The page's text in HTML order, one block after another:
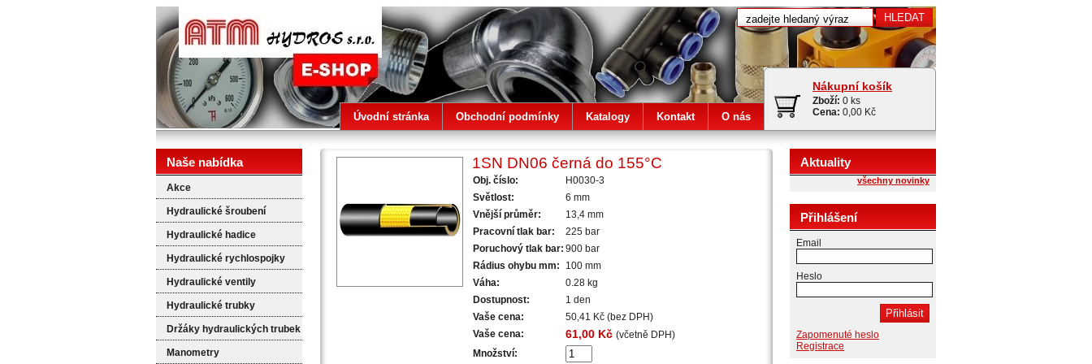
O nás
Kontakt
Katalogy
Obchodní podmínky
Úvodní stránka
Nákupní košík
Zboží: 0 ks
Cena: 0,00 Kč
Naše nabídka
Akce
Hydraulické šroubení
Hydraulické hadice
Hydraulické rychlospojky
Hydraulické ventily
Hydraulické trubky
Držáky hydraulických trubek
Manometry
1SN DN06 černá do 155°C
Obj. číslo:
H0030-3
Světlost:
6 mm
Vnější průměr:
13,4 mm
Pracovní tlak bar:
225 bar
Poruchový tlak bar: 900 bar
Rádius ohybu mm:
100 mm
Váha:
0.28 kg
Dostupnost:
1 den
Vaše cena:
50,41 Kč (bez DPH)
Vaše cena:
61,00 Kč (včetně DPH)
Množství:
Aktuality
všechny novinky
Přihlášení
Email
Heslo
Zapomenuté heslo
Registrace